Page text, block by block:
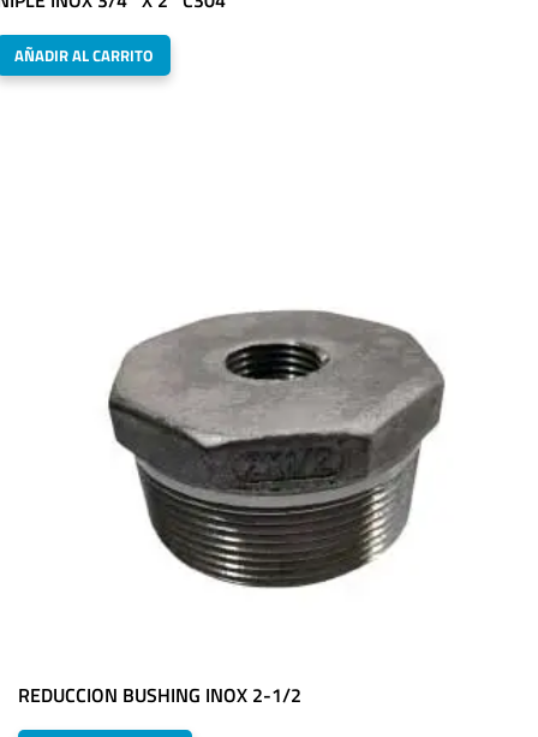
AÑADIR AL CARRITO
REDUCCION BUSHING INOX 2-1/2